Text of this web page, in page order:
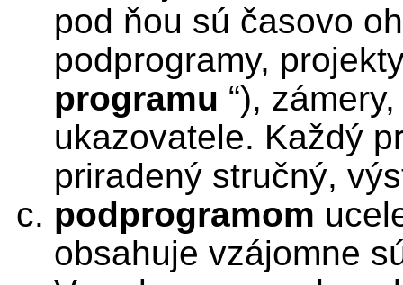
pod ňou sú časovo
podprogramy,
programu “),
ukazovatele. Každý
priradený stručný,
podprogramom
obsahuje vzájomne